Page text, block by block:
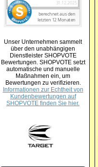
Unser Unternehmen sammelt
über den unabhängigen
Dienstleister SHOPVOTE
Bewertungen. SHOPVOTE setzt
automatische und manuelle
Maßnahmen ein, um
Bewertungen zu verifizieren.
Informationen zur Echtheit von
Kundenbewertungen auf
SHOPVOTE finden Sie hier.